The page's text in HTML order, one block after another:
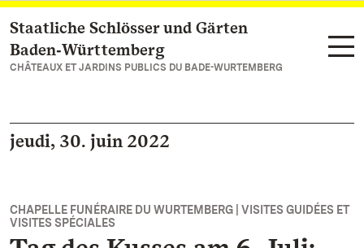
Vers la page d’accueil
Staatliche Schlösser und Gärten
Baden‑Württemberg
CHÂTEAUX ET JARDINS PUBLICS DU BADE-WURTEMBERG
jeudi, 30. juin 2022
CHAPELLE FUNÉRAIRE DU WURTEMBERG | VISITES GUIDÉES ET
VISITES SPÉCIALES